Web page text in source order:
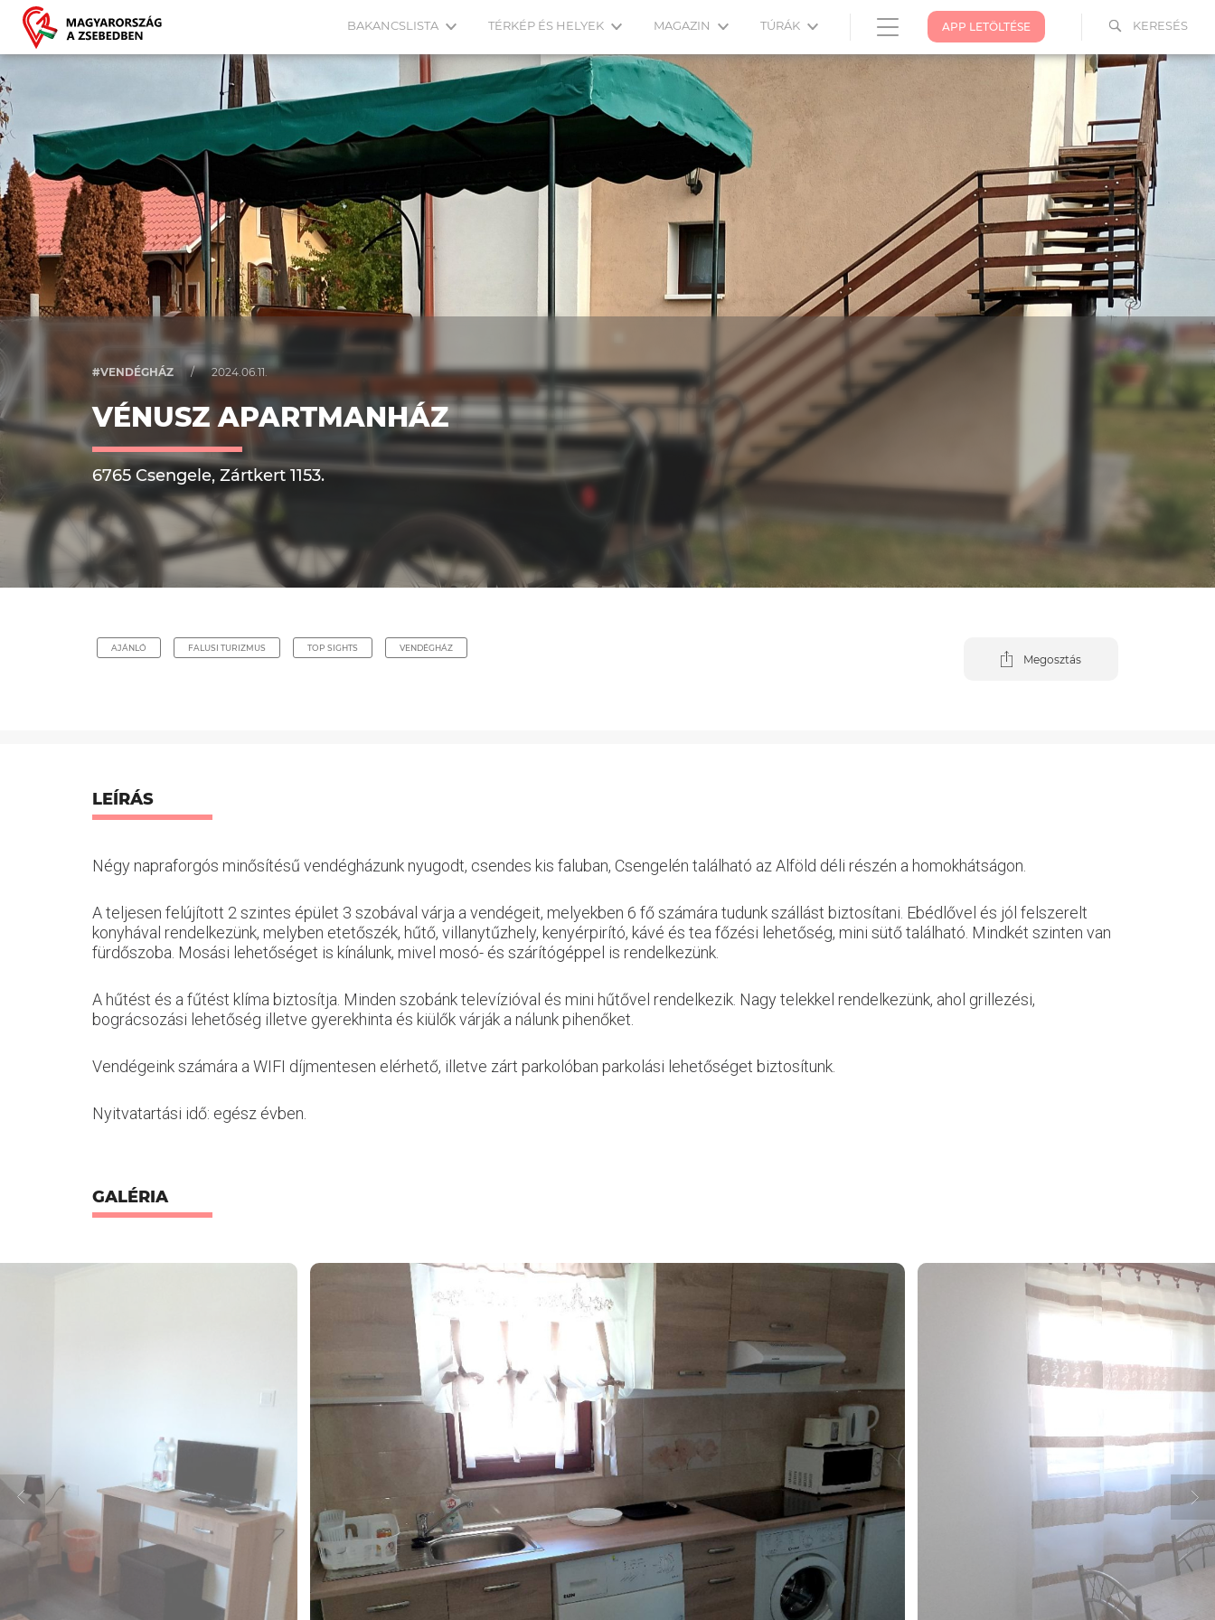
KERESÉS
APP LETÖLTÉSE
BAKANCSLISTA TÉRKÉP ÉS HELYEK MAGAZIN TÚRÁK
#VENDÉGHÁZ / 2024.06.11.
VÉNUSZ APARTMANHÁZ
6765 Csengele, Zártkert 1153.
AJÁNLÓ FALUSI TURIZMUS TOP SIGHTS VENDÉGHÁZ
Megosztás
LEÍRÁS
Négy napraforgós minősítésű vendégházunk nyugodt, csendes kis faluban, Csengelén található az Alföld déli részén a homokhátságon.
A teljesen felújított 2 szintes épület 3 szobával várja a vendégeit, melyekben 6 fő számára tudunk szállást biztosítani. Ebédlővel és jól felszerelt
konyhával rendelkezünk, melyben etetőszék, hűtő, villanytűzhely, kenyérpirító, kávé és tea főzési lehetőség, mini sütő található. Mindkét szinten van
fürdőszoba. Mosási lehetőséget is kínálunk, mivel mosó- és szárítógéppel is rendelkezünk.
A hűtést és a fűtést klíma biztosítja. Minden szobánk televízióval és mini hűtővel rendelkezik. Nagy telekkel rendelkezünk, ahol grillezési,
bográcsozási lehetőség illetve gyerekhinta és kiülők várják a nálunk pihenőket.
Vendégeink számára a WIFI díjmentesen elérhető, illetve zárt parkolóban parkolási lehetőséget biztosítunk.
Nyitvatartási idő: egész évben.
GALÉRIA